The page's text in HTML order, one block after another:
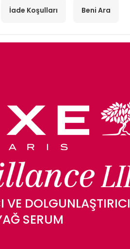
İade Koşulları Beni Ara
VE DOLGUNLAŞTIRICI
SERUM